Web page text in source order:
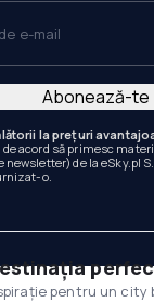
e-mail
la prețuri
de acord să primesc
newsletter) de la eSky.pl
o.
Abonează-te
pentru un city